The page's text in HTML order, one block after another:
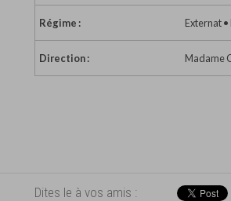
Régime : Externat
Direction : Madame
Dites le à vos amis :